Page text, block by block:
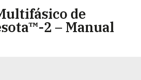
de
2 – Manual